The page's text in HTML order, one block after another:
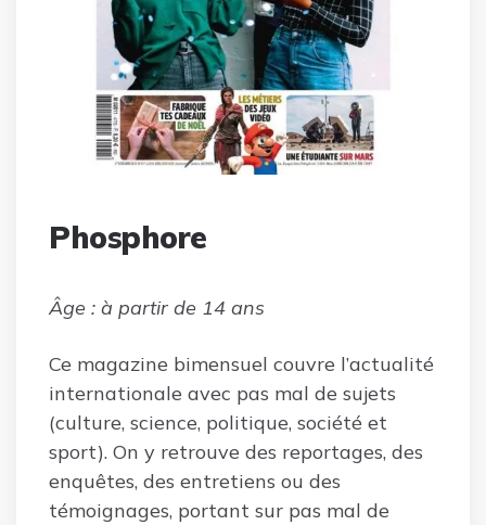
Phosphore
Âge : à partir de 14 ans
Ce magazine bimensuel couvre l’actualité
internationale avec pas mal de sujets
(culture, science, politique, société et
sport). On y retrouve des reportages, des
enquêtes, des entretiens ou des
témoignages, portant sur pas mal de